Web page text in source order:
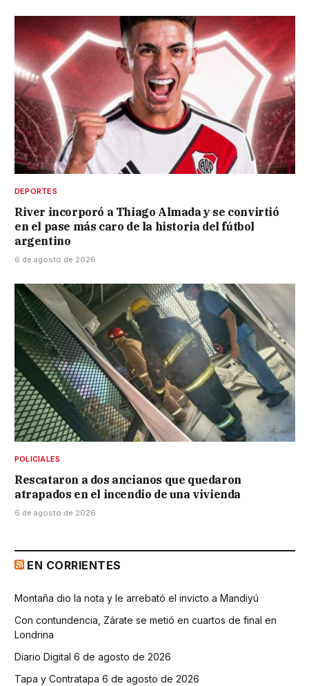
DEPORTES
River incorporó a Thiago Almada y se convirtió
en el pase más caro de la historia del fútbol
argentino
6 de agosto de 2026
POLICIALES
Rescataron a dos ancianos que quedaron
atrapados en el incendio de una vivienda
6 de agosto de 2026
EN CORRIENTES
Montaña dio la nota y le arrebató el invicto a Mandiyú
Con contundencia, Zárate se metió en cuartos de final en
Londrina
Diario Digital 6 de agosto de 2026
Tapa y Contratapa 6 de agosto de 2026